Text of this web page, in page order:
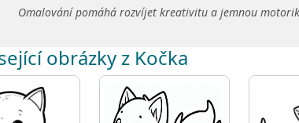
Omalování pomáhá rozvíjet kreativitu a jemnou
obrázky z Kočka